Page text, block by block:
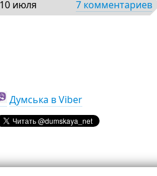
10 июля 7 комментариев
Думська в Viber